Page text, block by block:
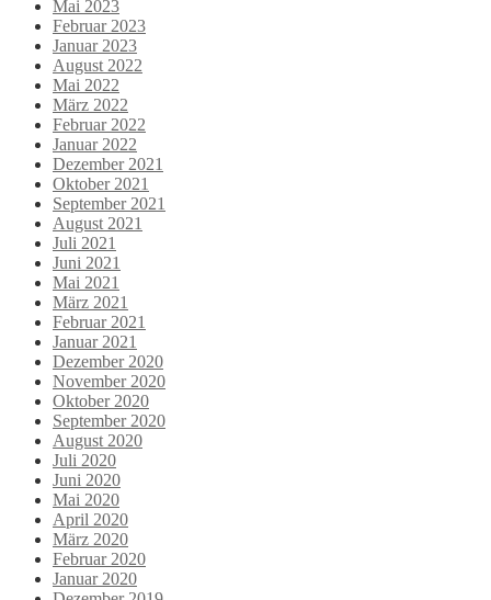
Mai 2023
Februar 2023
Januar 2023
August 2022
Mai 2022
März 2022
Februar 2022
Januar 2022
Dezember 2021
Oktober 2021
September 2021
August 2021
Juli 2021
Juni 2021
Mai 2021
März 2021
Februar 2021
Januar 2021
Dezember 2020
November 2020
Oktober 2020
September 2020
August 2020
Juli 2020
Juni 2020
Mai 2020
April 2020
März 2020
Februar 2020
Januar 2020